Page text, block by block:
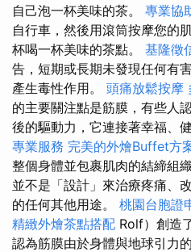
自己泡一杯美味的茶。 專業協
自行車，然後用滾筒按摩您的
杯喝一杯美味的茶點。 基隆徵
告，短期或長期未發現任何有
產生毒性作用。 頭痛放鬆按摩
的主要關注點是筋膜，有些人
後的驅動力，它連接著幸福、
專業服務 完美的外燴Buffet方
整個身體並包裹肌肉的結締組
並不是「設計」來治療疼痛、
的任何其他用途。 桃園台胞證
精緻外燴茶點搭配 Rolf）創造
認為筋膜由於身體與地球引力